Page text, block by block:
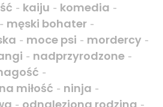
- kaiju - komedia -
- męski bohater -
- moce psi - mordercy -
- nadprzyrodzone -
-
miłość - ninja -
- -